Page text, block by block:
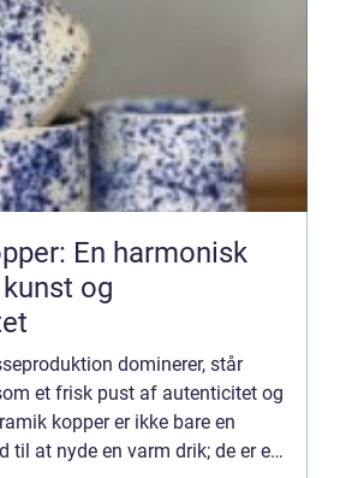
En harmonisk
og
dominerer, står
et frisk pust af autenticitet og
kopper er ikke bare en
til at nyde en varm drik; de er et